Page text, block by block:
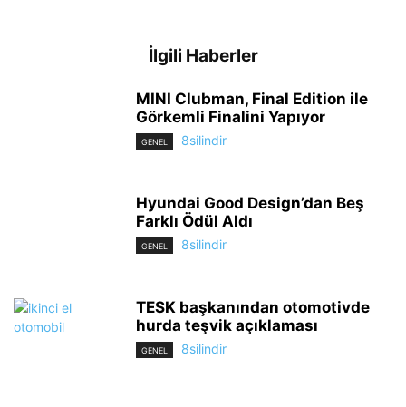
İlgili Haberler
MINI Clubman, Final Edition ile
Görkemli Finalini Yapıyor
GENEL 8silindir
Hyundai Good Design’dan Beş
Farklı Ödül Aldı
GENEL 8silindir
TESK başkanından otomotivde
hurda teşvik açıklaması
GENEL 8silindir